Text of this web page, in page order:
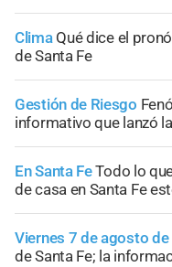
Clima Qué dice el
de Santa Fe
Gestión de Riesgo
informativo que lanzó
En Santa FeTodo lo
de casa en Santa Fe
Viernes 7 de agosto
de Santa Fe; la